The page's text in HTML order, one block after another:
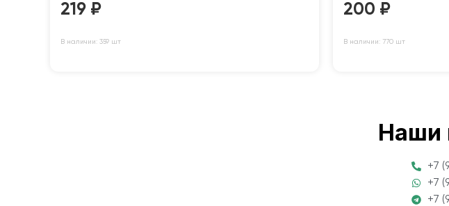
219 ₽
В наличии: 359 шт
200 ₽
В наличии: 770 шт
Наши
+7
+7
+7